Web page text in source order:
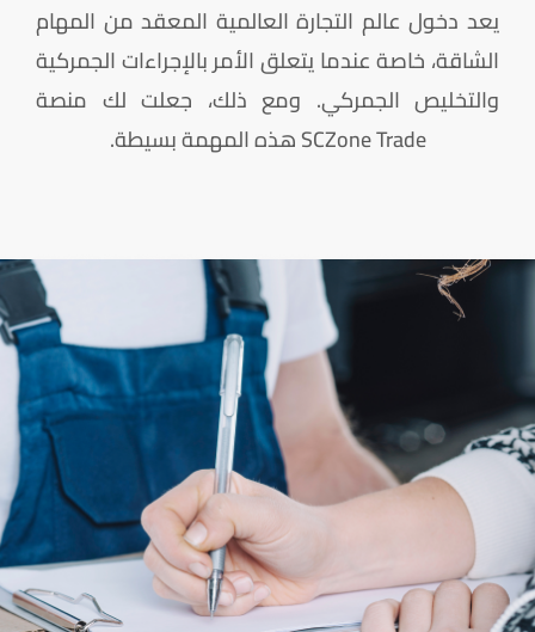
يعد دخول عالم التجارة العالمية المعقد من المهام
الشاقة، خاصة عندما يتعلق الأمر بالإجراءات الجمركية
والتخليص الجمركي. ومع ذلك، جعلت لك منصة
SCZone Trade هذه المهمة بسيطة.